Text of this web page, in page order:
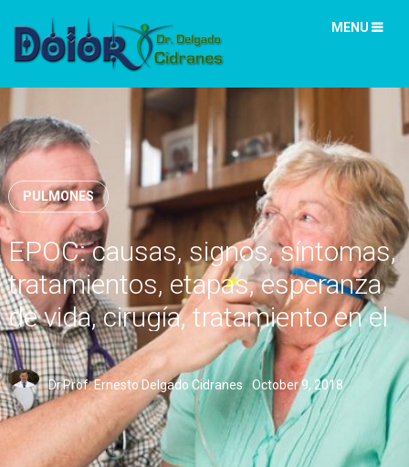
MENU
PULMONES
EPOC: causas, signos, síntomas,
tratamientos, etapas, esperanza
de vida, cirugía, tratamiento en el
hogar
Dr.Prof. Ernesto Delgado Cidranes October 9, 2018